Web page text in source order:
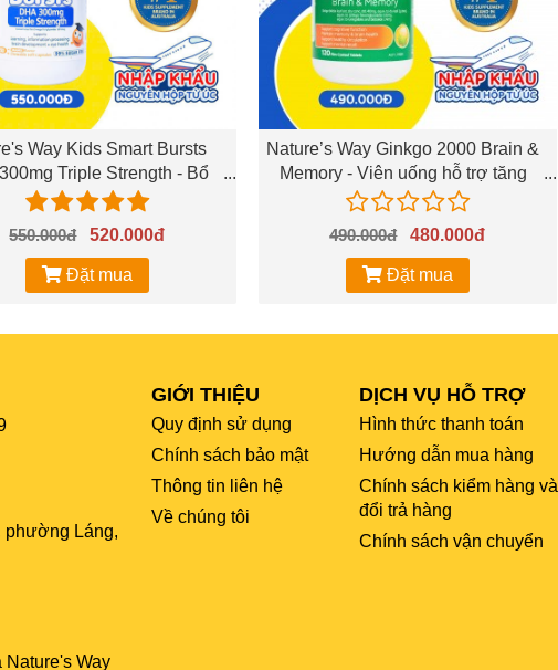
Way Kids Smart Bursts
Triple Strength - Bổ
hỗ trợ tốt cho não bộ
550.000đ520.000đ
Đặt mua
Nature’s Way Ginkgo 2000 Brain &
Memory - Viên uống hỗ trợ tăng
cường trí nhớ
490.000đ480.000đ
Đặt mua
phường Láng,
Nature's Way
GIỚI THIỆU
Quy định sử dụng
Chính sách bảo mật
Thông tin liên hệ
Về chúng tôi
DỊCH VỤ HỖ TRỢ
Hình thức thanh toán
Hướng dẫn mua hàng
Chính sách kiểm hàng và
đổi trả hàng
Chính sách vận chuyển